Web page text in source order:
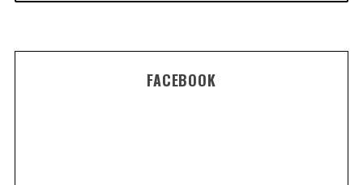
FACEBOOK